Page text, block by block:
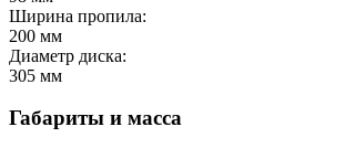
Ширина пропила:
200 мм
Диаметр диска:
305 мм
Габариты и масса